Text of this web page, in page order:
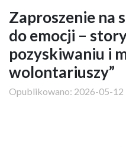
Zaproszenie na
do emocji –
pozyskiwaniu i
wolontariuszy”
Opublikowano: 2026-05-12